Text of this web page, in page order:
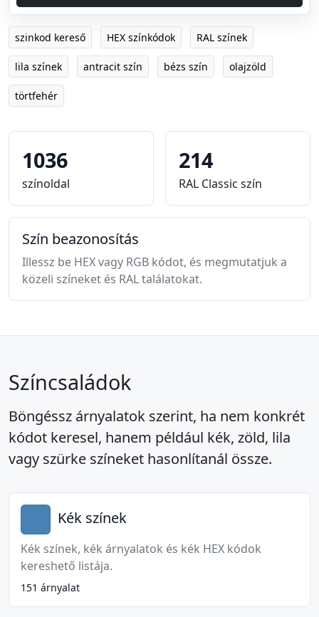
szinkod kereső HEX színkódok RAL színek
lila színek antracit szín bézs szín olajzöld
törtfehér
1036
színoldal
214
RAL Classic szín
Szín beazonosítás
Illessz be HEX vagy RGB kódot, és megmutatjuk a
közeli színeket és RAL találatokat.
Színcsaládok
Böngéssz árnyalatok szerint, ha nem konkrét
kódot keresel, hanem például kék, zöld, lila
vagy szürke színeket hasonlítanál össze.
Kék színek
Kék színek, kék árnyalatok és kék HEX kódok
kereshető listája.
151 árnyalat